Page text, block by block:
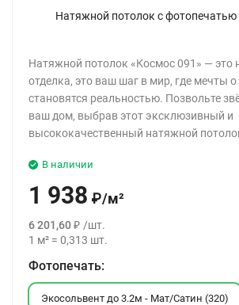
Натяжной потолок с фотопечатью
Натяжной потолок «Космос 091» — это
отделка, это ваш шаг в мир, где мечты о
становятся реальностью. Позвольте
ваш дом, выбрав этот эксклюзивный и
высококачественный натяжной
В наличии
1 938 ₽/м²
6 201,60₽ /шт.
1 м² = 0,313 шт.
Фотопечать:
Экосольвент до 3.2м - Мат/Сатин (320)